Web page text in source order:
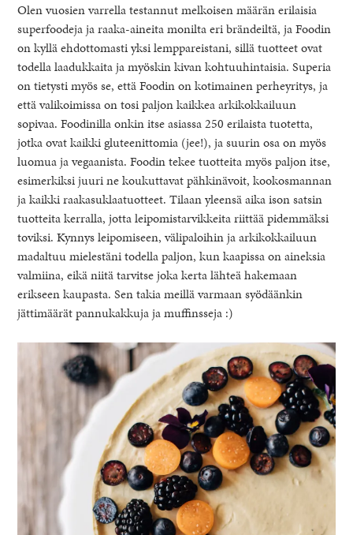
Olen vuosien varrella testannut melkoisen määrän erilaisia
superfoodeja ja raaka-aineita monilta eri brändeiltä, ja Foodin
on kyllä ehdottomasti yksi lemppareistani, sillä tuotteet ovat
todella laadukkaita ja myöskin kivan kohtuuhintaisia. Superia
on tietysti myös se, että Foodin on kotimainen perheyritys, ja
että valikoimissa on tosi paljon kaikkea arkikokkailuun
sopivaa. Foodinilla onkin itse asiassa 250 erilaista tuotetta,
jotka ovat kaikki gluteenittomia (jee!), ja suurin osa on myös
luomua ja vegaanista. Foodin tekee tuotteita myös paljon itse,
esimerkiksi juuri ne koukuttavat pähkinävoit, kookosmannan
ja kaikki raakasuklaatuotteet. Tilaan yleensä aika ison satsin
tuotteita kerralla, jotta leipomistarvikkeita riittää pidemmäksi
toviksi. Kynnys leipomiseen, välipaloihin ja arkikokkailuun
madaltuu mielestäni todella paljon, kun kaapissa on aineksia
valmiina, eikä niitä tarvitse joka kerta lähteä hakemaan
erikseen kaupasta. Sen takia meillä varmaan syödäänkin
jättimäärät pannukakkuja ja muffinsseja :)